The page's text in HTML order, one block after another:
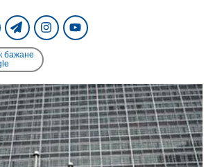
бажане